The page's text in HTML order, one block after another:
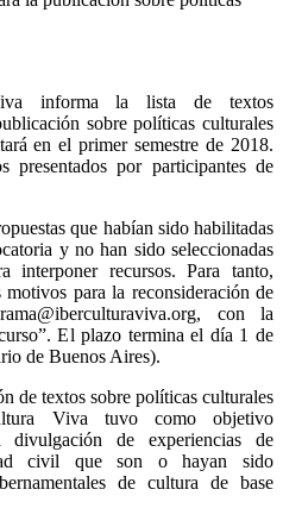
informa la lista de textos
sobre políticas culturales
en el primer semestre de 2018.
presentados por participantes de
que habían sido habilitadas
y no han sido seleccionadas
interponer recursos. Para tanto,
para la reconsideración de
, con la
El plazo termina el día 1 de
de Buenos Aires).
de textos sobre políticas culturales
Viva tuvo como objetivo
de experiencias de
civil que son o hayan sido
de cultura de base